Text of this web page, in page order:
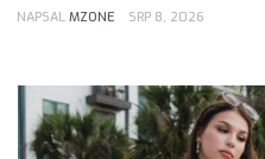
NAPSAL MZONE SRP 8, 2026